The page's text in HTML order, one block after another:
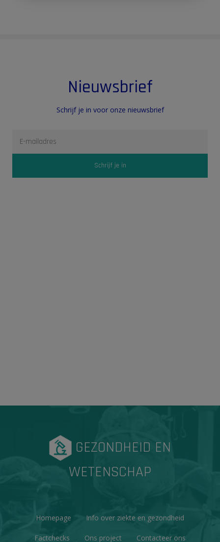
Nieuwsbrief
Schrijf je in voor onze nieuwsbrief
GEZONDHEID EN
WETENSCHAP
Homepage Info over ziekte en gezondheid
Factchecks Ons project Contacteer ons